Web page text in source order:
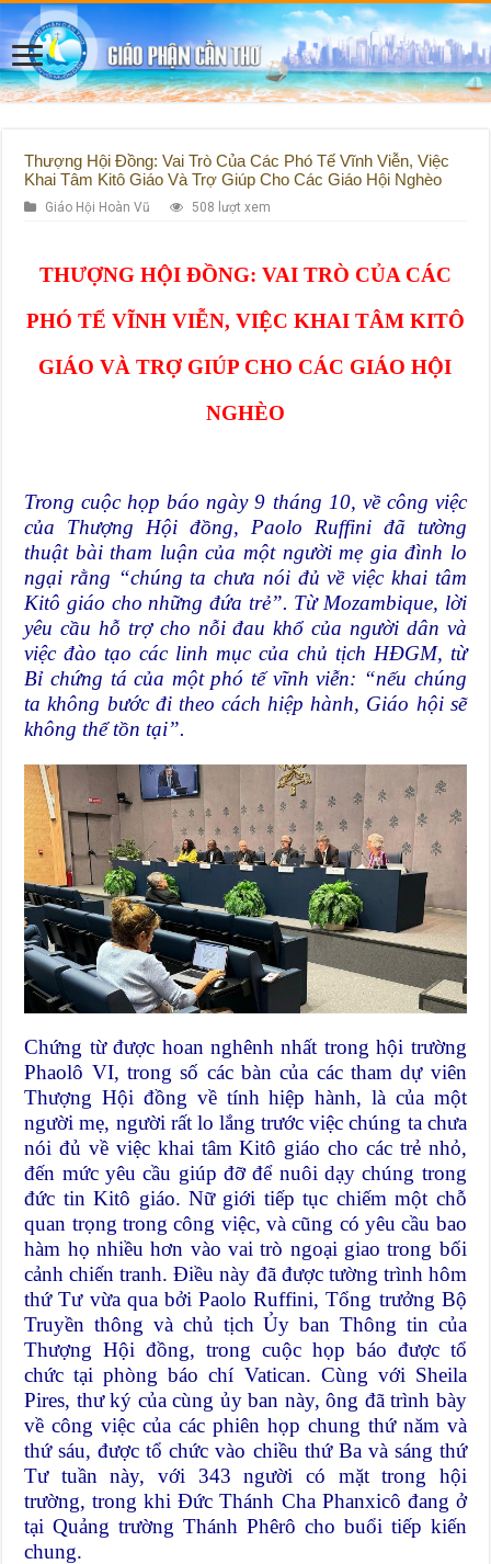
Thượng Hội Đồng: Vai Trò Của Các Phó Tế Vĩnh Viễn, Việc
Khai Tâm Kitô Giáo Và Trợ Giúp Cho Các Giáo Hội Nghèo
Giáo Hội Hoàn Vũ 508 lượt xem
THƯỢNG HỘI ĐỒNG: VAI TRÒ CỦA CÁC
PHÓ TẾ VĨNH VIỄN, VIỆC KHAI TÂM KITÔ
GIÁO VÀ TRỢ GIÚP CHO CÁC GIÁO HỘI
NGHÈO
Trong cuộc họp báo ngày 9 tháng 10, về công việc
của Thượng Hội đồng, Paolo Ruffini đã tường
thuậtbài tham luận của một người mẹ gia đình lo
ngại rằng “chúng ta chưa nói đủ về việc khai tâm
Kitô giáo cho những đứa trẻ”. Từ Mozambique, lời
yêu cầu hỗ trợ cho nỗi đau khổ của người dân và
việc đào tạo các linh mục của chủ tịch HĐGM, từ
Bỉ chứng tá của một phó tế vĩnh viễn: “nếu chúng
ta không bước đi theo cách hiệp hành, Giáo hội sẽ
không thể tồn tại”.
Chứng từ được hoan nghênh nhất trong hội trường
Phaolô VI, trong số các bàn của các tham dự viên
Thượng Hội đồng về tính hiệp hành, là của một
người mẹ, người rất lo lắng trước việc chúng ta chưa
nói đủ về việc khai tâm Kitô giáo cho các trẻ nhỏ,
đến mức yêu cầu giúp đỡ để nuôi dạy chúng trong
đức tin Kitô giáo. Nữ giới tiếp tục chiếm một chỗ
quan trọng trong công việc, và cũng có yêu cầu bao
hàm họ nhiều hơn vào vai trò ngoại giao trong bối
cảnh chiến tranh. Điều này đã được tường trình hôm
thứ Tư vừa qua bởi Paolo Ruffini, Tổng trưởng Bộ
Truyền thông và chủ tịch Ủy ban Thông tin của
Thượng Hội đồng, trong cuộc họp báo được tổ
chức tại phòng báo chí Vatican. Cùng với Sheila
Pires, thư ký của cùng ủy ban này, ông đã trình bày
về công việc của các phiên họp chung thứ năm và
thứ sáu, được tổ chức vào chiều thứ Ba và sáng thứ
Tư tuần này, với 343 người có mặt trong hội
trường, trong khi Đức Thánh Cha Phanxicô đang ở
tại Quảng trường Thánh Phêrô cho buổi tiếp kiến
chung.